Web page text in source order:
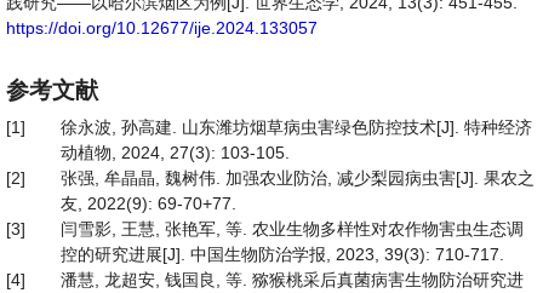
https://doi.org/10.12677/ije.2024.133057
参考文献
[1]
徐永波, 孙高建. 山东潍坊烟草病虫害绿色防控技术[J]. 特种经济
动植物, 2024, 27(3): 103-105.
[2]
张强, 牟晶晶, 魏树伟. 加强农业防治, 减少梨园病虫害[J]. 果农之
友, 2022(9): 69-70+77.
[3]
闫雪影, 王慧, 张艳军, 等. 农业生物多样性对农作物害虫生态调
控的研究进展[J]. 中国生物防治学报, 2023, 39(3): 710-717.
[4]
潘慧, 龙超安, 钱国良, 等. 猕猴桃采后真菌病害生物防治研究进